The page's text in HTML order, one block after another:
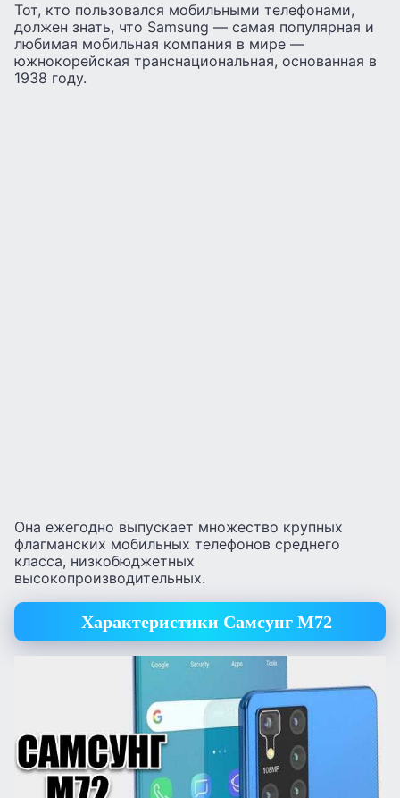
Тот, кто пользовался мобильными телефонами,
должен знать, что Samsung — самая популярная и
любимая мобильная компания в мире —
южнокорейская транснациональная, основанная в
1938 году.
Она ежегодно выпускает множество крупных
флагманских мобильных телефонов среднего
класса, низкобюджетных
высокопроизводительных.
Характеристики Самсунг М72